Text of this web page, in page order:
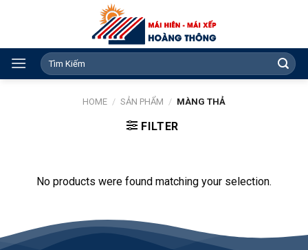
Search
for:
HOME / SẢN PHẨM / MÀNG THẢ
FILTER
No products were found matching your selection.